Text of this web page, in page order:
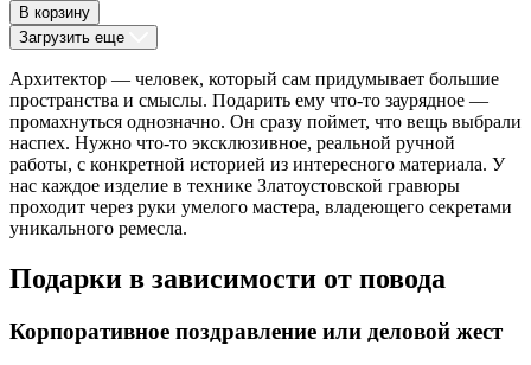
В корзину
Загрузить еще
Архитектор — человек, который сам придумывает большие
пространства и смыслы. Подарить ему что-то заурядное —
промахнуться однозначно. Он сразу поймет, что вещь выбрали
наспех. Нужно что-то эксклюзивное, реальной ручной
работы, с конкретной историей из интересного материала. У
нас каждое изделие в технике Златоустовской гравюры
проходит через руки умелого мастера, владеющего секретами
уникального ремесла.
Подарки в зависимости от повода
Корпоративное поздравление или деловой жест